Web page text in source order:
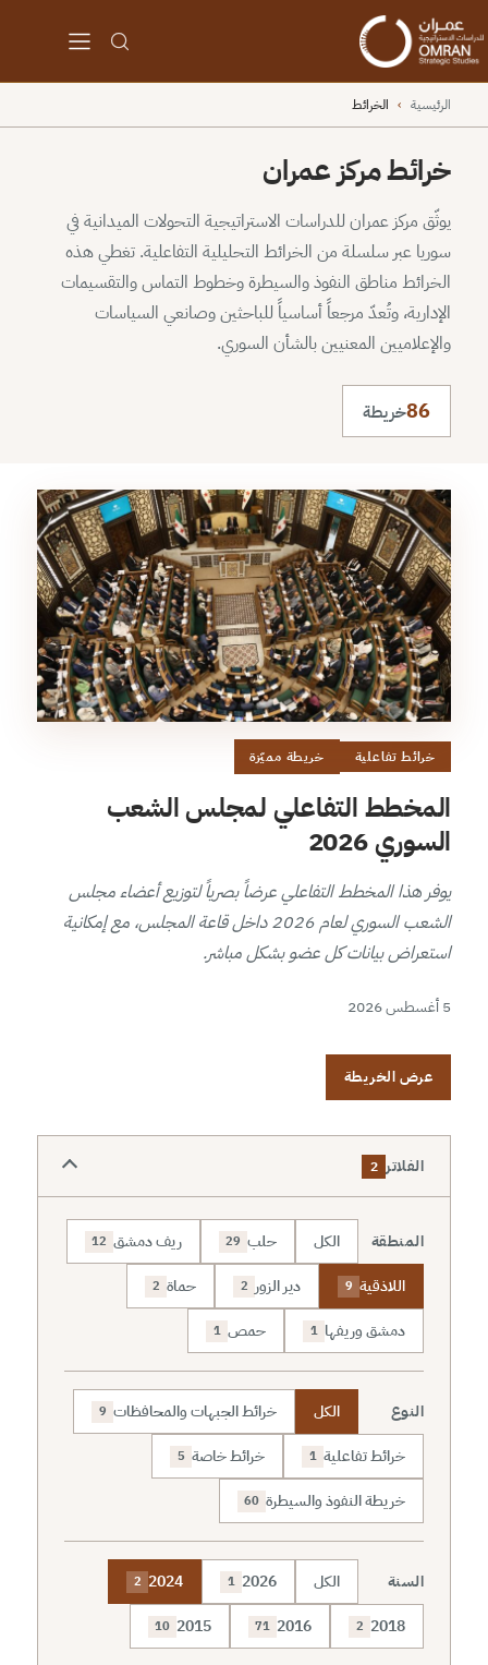
الرئيسية › الخرائط
خرائط مركز عمران
يوثّق مركز عمران للدراسات الاستراتيجية التحولات الميدانية في
سوريا عبر سلسلة من الخرائط التحليلية التفاعلية. تغطي هذه
الخرائط مناطق النفوذ والسيطرة وخطوط التماس والتقسيمات
الإدارية، وتُعدّ مرجعاً أساسياً للباحثين وصانعي السياسات
والإعلاميين المعنيين بالشأن السوري.
86خريطة
خرائط تفاعلية خريطة مميّزة
المخطط التفاعلي لمجلس الشعب
السوري 2026
يوفر هذا المخطط التفاعلي عرضاً بصرياً لتوزيع أعضاء مجلس
الشعب السوري لعام 2026 داخل قاعة المجلس، مع إمكانية
استعراض بيانات كل عضو بشكل مباشر.
5 أغسطس 2026
عرض الخريطة
الفلاتر 2
المنطقة الكل حلب 29 ريف دمشق 12
اللاذقية 9 دير الزور 2 حماة 2
دمشق وريفها 1 حمص 1
النوع الكل خرائط الجبهات والمحافظات 9
خرائط تفاعلية 1 خرائط خاصة 5
خريطة النفوذ والسيطرة 60
السنة الكل 2026
1
2024
2
2018
2
2016
71
2015
10